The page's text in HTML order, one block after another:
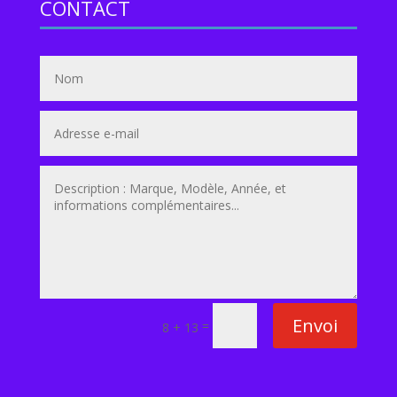
CONTACT
8 + 13 = Envoi